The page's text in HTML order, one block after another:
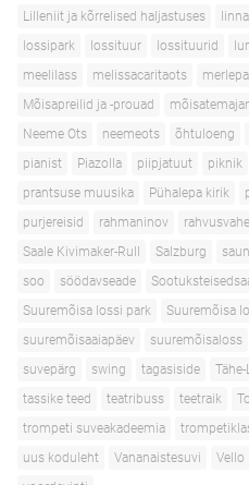
Lilleniit ja kõrrelised haljastuses
lossipark
lossituur lossituurid
meelilass
melissacaritaots
Mõisapreilid ja -prouad
Neeme Ots
neemeots õhtuloeng
pianist
Piazolla piipjatuut piknik
prantsuse muusika
Pühalepa kirik
purjereisid
rahmaninov
Saale Kivimaker-Rull
Salzburg saun
soo
söödavseade
Suuremõisa lossi park
Suuremõisa
suuremõisaaiapäev
suuremõisaloss
suvepärg
swing tagasiside
tassike teed
teatribuss teetraik
trompeti suveakadeemia
uus koduleht
Vananaistesuvi Vello